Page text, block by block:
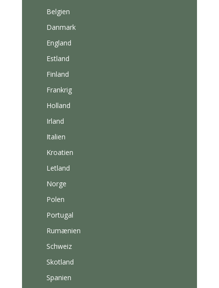
Belgien
Danmark
England
Estland
Finland
Frankrig
Holland
Irland
Italien
Kroatien
Letland
Norge
Polen
Portugal
Rumænien
Schweiz
Skotland
Spanien